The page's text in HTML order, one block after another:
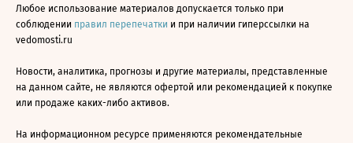
Любое использование материалов допускается только при
соблюдении правил перепечатки и при наличии гиперссылки на
vedomosti.ru
Новости, аналитика, прогнозы и другие материалы, представленные
на данном сайте, не являются офертой или рекомендацией к покупке
или продаже каких-либо активов.
На информационном ресурсе применяются рекомендательные